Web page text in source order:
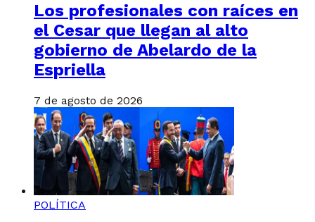
Los profesionales con raíces en
el Cesar que llegan al alto
gobierno de Abelardo de la
Espriella
7 de agosto de 2026
POLÍTICA